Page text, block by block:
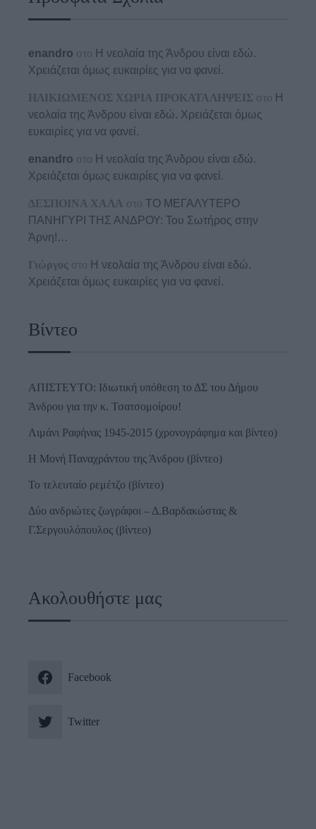
enandro στο Η νεολαία της Άνδρου είναι εδώ.
Χρειάζεται όμως ευκαιρίες για να φανεί.
ΗΛΙΚΙΩΜΕΝΟΣ ΧΩΡΙΑ ΠΡΟΚΑΤΑΛΗΨΕΙΣ στο Η
νεολαία της Άνδρου είναι εδώ. Χρειάζεται όμως
ευκαιρίες για να φανεί.
enandro στο Η νεολαία της Άνδρου είναι εδώ.
Χρειάζεται όμως ευκαιρίες για να φανεί.
ΔΕΣΠΟΙΝΑ ΧΑΛΑ στο ΤΟ ΜΕΓΑΛΥΤΕΡΟ
ΠΑΝΗΓΥΡΙ ΤΗΣ ΑΝΔΡΟΥ: Του Σωτήρος στην
Άρνη!…
Γιώργος στο Η νεολαία της Άνδρου είναι εδώ.
Χρειάζεται όμως ευκαιρίες για να φανεί.
Βίντεο
ΑΠΙΣΤΕΥΤΟ: Ιδιωτική υπόθεση το ΔΣ του Δήμου
Άνδρου για την κ. Τσατσομοίρου!
Λιμάνι Ραφήνας 1945-2015 (χρονογράφημα και βίντεο)
Η Μονή Παναχράντου της Άνδρου (βίντεο)
Το τελευταίο ρεμέτζο (βίντεο)
Δύο ανδριώτες ζωγράφοι – Δ.Βαρδακώστας &
Γ.Σεργουλόπουλος (βίντεο)
Ακολουθήστε μας
Facebook
Twitter